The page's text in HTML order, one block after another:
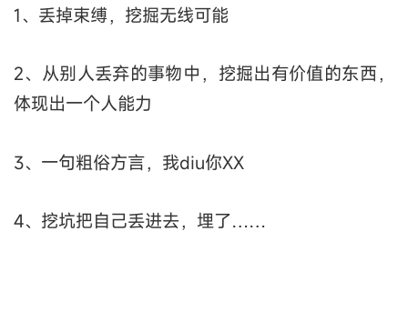
1、丢掉束缚，挖掘无线可能
2、从别人丢弃的事物中，挖掘出有价值的东西，
体现出一个人能力
3、一句粗俗方言，我diu你XX
4、挖坑把自己丢进去，埋了……